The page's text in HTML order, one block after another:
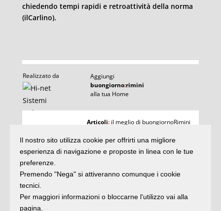
chiedendo tempi rapidi e retroattività della norma
(ilCarlino).
Realizzato da
Aggiungi
buongiorno:rimini
alla tua Home
Articoli
e rubricheIArticoli: il meglio di buongiornoRimini
Argomenti
la storia delle notizie
Iscrivitialla newsletter Privacy
Il nostro sito utilizza cookie per offrirti una migliore
esperienza di navigazione e proposte in linea con le tue
preferenze.
Premendo "Nega" si attiveranno comunque i cookie
tecnici.
Per maggiori informazioni o bloccarne l'utilizzo vai alla
pagina.